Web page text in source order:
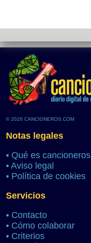
© 2026 CANCIONEROS.COM
Notas legales
• Qué es cancioneros
• Aviso legal
• Política de cookies
Servicios
• Contacto
• Cómo colaborar
• Criterios